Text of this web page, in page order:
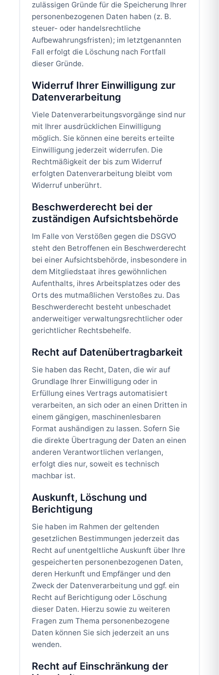
zulässigen Gründe für die Speicherung Ihrer
personenbezogenen Daten haben (z. B.
steuer- oder handelsrechtliche
Aufbewahrungsfristen); im letztgenannten
Fall erfolgt die Löschung nach Fortfall
dieser Gründe.
Widerruf Ihrer Einwilligung zur
Datenverarbeitung
Viele Datenverarbeitungsvorgänge sind nur
mit Ihrer ausdrücklichen Einwilligung
möglich. Sie können eine bereits erteilte
Einwilligung jederzeit widerrufen. Die
Rechtmäßigkeit der bis zum Widerruf
erfolgten Datenverarbeitung bleibt vom
Widerruf unberührt.
Beschwerderecht bei der
zuständigen Aufsichtsbehörde
Im Falle von Verstößen gegen die DSGVO
steht den Betroffenen ein Beschwerderecht
bei einer Aufsichtsbehörde, insbesondere in
dem Mitgliedstaat ihres gewöhnlichen
Aufenthalts, ihres Arbeitsplatzes oder des
Orts des mutmaßlichen Verstoßes zu. Das
Beschwerderecht besteht unbeschadet
anderweitiger verwaltungsrechtlicher oder
gerichtlicher Rechtsbehelfe.
Recht auf Datenübertragbarkeit
Sie haben das Recht, Daten, die wir auf
Grundlage Ihrer Einwilligung oder in
Erfüllung eines Vertrags automatisiert
verarbeiten, an sich oder an einen Dritten in
einem gängigen, maschinenlesbaren
Format aushändigen zu lassen. Sofern Sie
die direkte Übertragung der Daten an einen
anderen Verantwortlichen verlangen,
erfolgt dies nur, soweit es technisch
machbar ist.
Auskunft, Löschung und
Berichtigung
Sie haben im Rahmen der geltenden
gesetzlichen Bestimmungen jederzeit das
Recht auf unentgeltliche Auskunft über Ihre
gespeicherten personenbezogenen Daten,
deren Herkunft und Empfänger und den
Zweck der Datenverarbeitung und ggf. ein
Recht auf Berichtigung oder Löschung
dieser Daten. Hierzu sowie zu weiteren
Fragen zum Thema personenbezogene
Daten können Sie sich jederzeit an uns
wenden.
Recht auf Einschränkung der